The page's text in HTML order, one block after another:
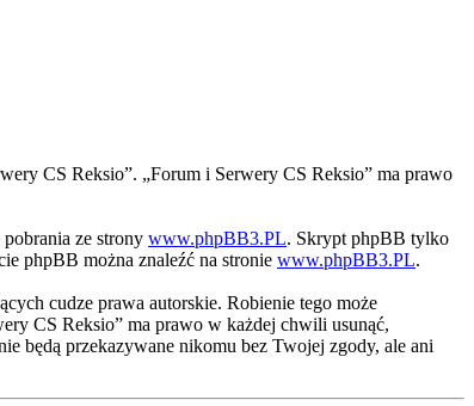
CS Reksio”. „Forum i Serwery CS Reksio” ma prawo
ze strony www.phpBB3.PL. Skrypt phpBB tylko
phpBB można znaleźć na stronie www.phpBB3.PL.
cudze prawa autorskie. Robienie tego może
CS Reksio” ma prawo w każdej chwili usunąć,
będą przekazywane nikomu bez Twojej zgody, ale ani